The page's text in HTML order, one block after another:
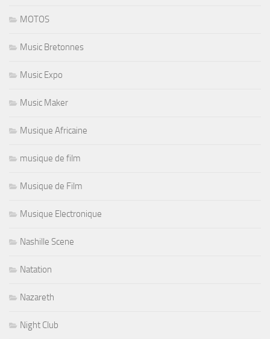
MOTOS
Music Bretonnes
Music Expo
Music Maker
Musique Africaine
musique de film
Musique de Film
Musique Electronique
Nashille Scene
Natation
Nazareth
Night Club